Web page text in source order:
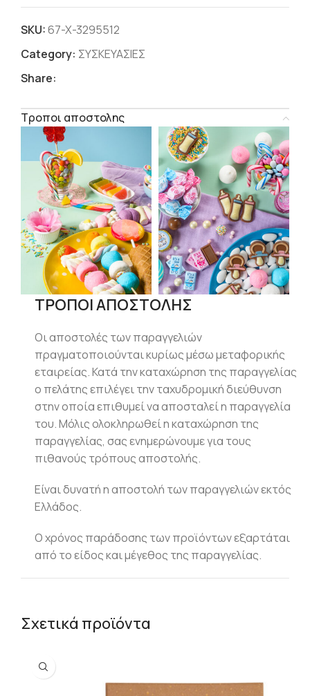
SKU:67-X-3295512
Category: ΣΥΣΚΕΥΑΣΙΕΣ
Share:
Τροποι αποστολης
ΤΡΟΠΟΙ ΑΠΟΣΤΟΛΗΣ
Οι αποστολές των παραγγελιών
πραγματοποιούνται κυρίως μέσω μεταφορικής
εταιρείας. Κατά την καταχώρηση της παραγγελίας
ο πελάτης επιλέγει την ταχυδρομική διεύθυνση
στην οποία επιθυμεί να αποσταλεί η παραγγελία
του. Μόλις ολοκληρωθεί η καταχώρηση της
παραγγελίας, σας ενημερώνουμε για τους
πιθανούς τρόπους αποστολής.
Είναι δυνατή η αποστολή των παραγγελιών εκτός
Ελλάδος.
Ο χρόνος παράδοσης των προϊόντων εξαρτάται
από το είδος και μέγεθος της παραγγελίας.
Σχετικά προϊόντα